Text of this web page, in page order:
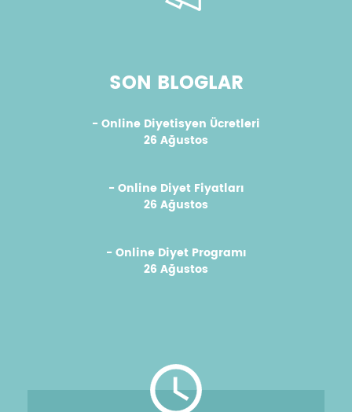
SON BLOGLAR
- Online Diyetisyen Ücretleri
26 Ağustos
- Online Diyet Fiyatları
26 Ağustos
- Online Diyet Programı
26 Ağustos